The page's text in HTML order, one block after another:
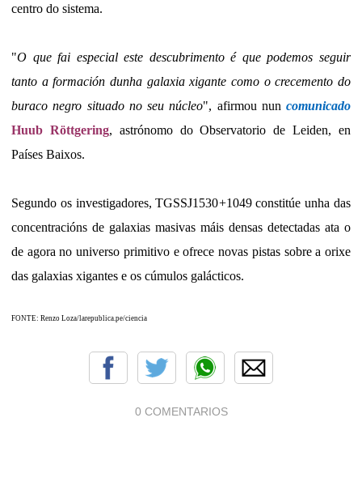
centro do sistema.
"O que fai especial este descubrimento é que podemos seguir
tanto a formación dunha galaxia xigante como o crecemento do
buraco negro situado no seu núcleo", afirmou nun comunicado
Huub Röttgering, astrónomo do Observatorio de Leiden, en
Países Baixos.
Segundo os investigadores, TGSSJ1530+1049 constitúe unha das
concentracións de galaxias masivas máis densas detectadas ata o
de agora no universo primitivo e ofrece novas pistas sobre a orixe
das galaxias xigantes e os cúmulos galácticos.
FONTE: Renzo Loza/larepublica.pe/ciencia
0 COMENTARIOS